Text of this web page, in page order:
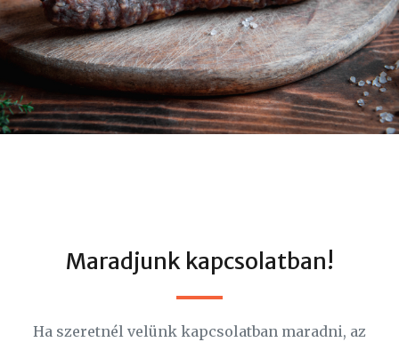
Maradjunk kapcsolatban!
Ha szeretnél velünk kapcsolatban maradni, az